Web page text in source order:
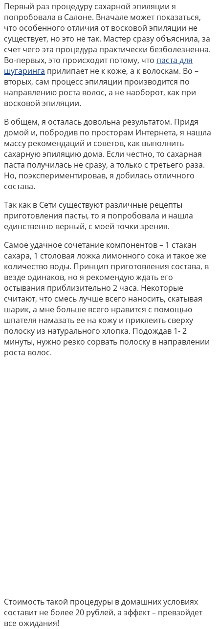
Первый раз процедуру сахарной эпиляции я
попробовала в Салоне. Вначале может показаться,
что особенного отличия от восковой эпиляции не
существует, но это не так. Мастер сразу объяснила, за
счет чего эта процедура практически безболезненна.
Во-первых, это происходит потому, что паста для
шугаринга прилипает не к коже, а к волоскам. Во –
вторых, сам процесс эпиляции производится по
направлению роста волос, а не наоборот, как при
восковой эпиляции.
В общем, я осталась довольна результатом. Придя
домой и, побродив по просторам Интернета, я нашла
массу рекомендаций и советов, как выполнить
сахарную эпиляцию дома. Если честно, то сахарная
паста получилась не сразу, а только с третьего раза.
Но, поэкспериментировав, я добилась отличного
состава.
Так как в Сети существуют различные рецепты
приготовления пасты, то я попробовала и нашла
единственно верный, с моей точки зрения.
Самое удачное сочетание компонентов – 1 стакан
сахара, 1 столовая ложка лимонного сока и такое же
количество воды. Принцип приготовления состава, в
везде одинаков, но я рекомендую ждать его
остывания приблизительно 2 часа. Некоторые
считают, что смесь лучше всего наносить, скатывая
шарик, а мне больше всего нравится с помощью
шпателя намазать ее на кожу и приклеить сверху
полоску из натурального хлопка. Подождав 1- 2
минуты, нужно резко сорвать полоску в направлении
роста волос.
Стоимость такой процедуры в домашних условиях
составит не более 20 рублей, а эффект – превзойдет
все ожидания!